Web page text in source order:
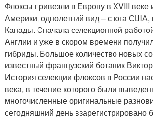
Флоксы привезли в Европу в XVIII веке
Америки, однолетний вид – с юга США,
Канады. Сначала селекционной
Англии и уже в скором времени
гибриды. Большое количество новых
известный французский ботаник
История селекции флоксов в России
века, в течение которого были
многочисленные оригинальные
сегодняшний день взарегистрировано